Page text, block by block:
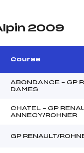
2009
Course
ABONDANCE – GP
DAMES
CHATEL – GP
ANNECY/ROHNER
GP RENAULT/